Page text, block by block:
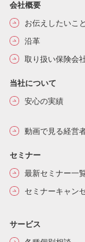
会社概要
お伝えしたいこと
沿革
取り扱い保険会
当社について
安心の実績
動画で見る経営
セミナー
最新セミナー一
セミナーキャン
サービス